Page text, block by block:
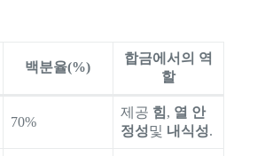
백분율(%)
합금에서의 역
할
70%
제공 힘 , 열 안
정성및 내식성.